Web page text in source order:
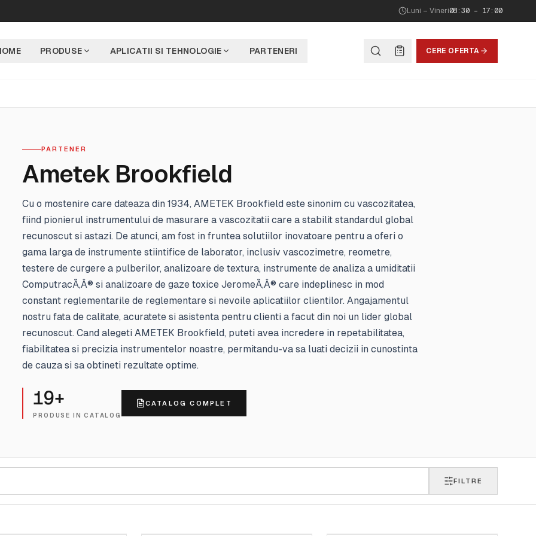
Luni – Vineri08:30 – 17:00
PRODUSE APLICATII SI TEHNOLOGIE PARTENERI CERE OFERTA
PARTENER
Ametek Brookfield
Cu o mostenire care dateaza din 1934, AMETEK Brookfield este sinonim cu vascozitatea,
fiind pionierul instrumentului de masurare a vascozitatii care a stabilit standardul global
recunoscut si astazi. De atunci, am fost in fruntea solutiilor inovatoare pentru a oferi o
gama larga de instrumente stiintifice de laborator, inclusiv vascozimetre, reometre,
testere de curgere a pulberilor, analizoare de textura, instrumente de analiza a umiditatii
ComputracÃ‚Â® si analizoare de gaze toxice JeromeÃ‚Â® care indeplinesc in mod
constant reglementarile de reglementare si nevoile aplicatiilor clientilor. Angajamentul
nostru fata de calitate, acuratete si asistenta pentru clienti a facut din noi un lider global
recunoscut. Cand alegeti AMETEK Brookfield, puteti avea incredere in repetabilitatea,
fiabilitatea si precizia instrumentelor noastre, permitandu-va sa luati decizii in cunostinta
de cauza si sa obtineti rezultate optime.
19+
PRODUSE IN CATALOG
CATALOG COMPLET
FILTRE